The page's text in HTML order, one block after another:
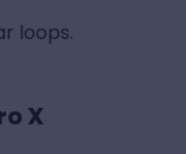
loops.
X